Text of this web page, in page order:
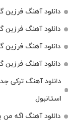
دانلود آهنگ فرزین
دانلود آهنگ فرزین
دانلود آهنگ فرزین
دانلود آهنگ فرزین
دانلود آهنگ ترکی
استانبول
دانلود آهنگ اگه